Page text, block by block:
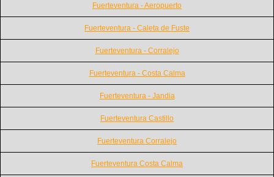
Fuerteventura - Aeropuerto
Fuerteventura - Caleta de Fuste
Fuerteventura - Corralejo
Fuerteventura - Costa Calma
Fuerteventura - Jandia
Fuerteventura Castillo
Fuerteventura Corralejo
Fuerteventura Costa Calma